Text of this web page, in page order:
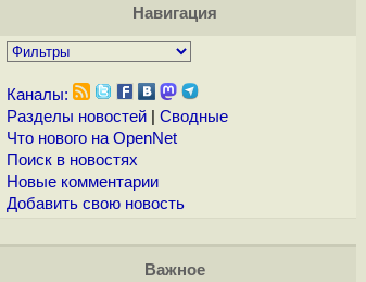
Навигация
Каналы:
Разделы новостей| Сводные
Что нового на OpenNet
Поиск в новостях
Новые комментарии
Добавить свою новость
Важное